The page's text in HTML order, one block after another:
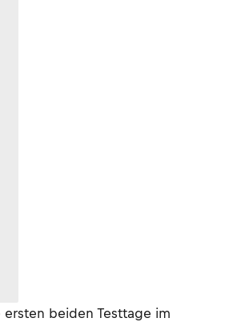
beiden Testtage im